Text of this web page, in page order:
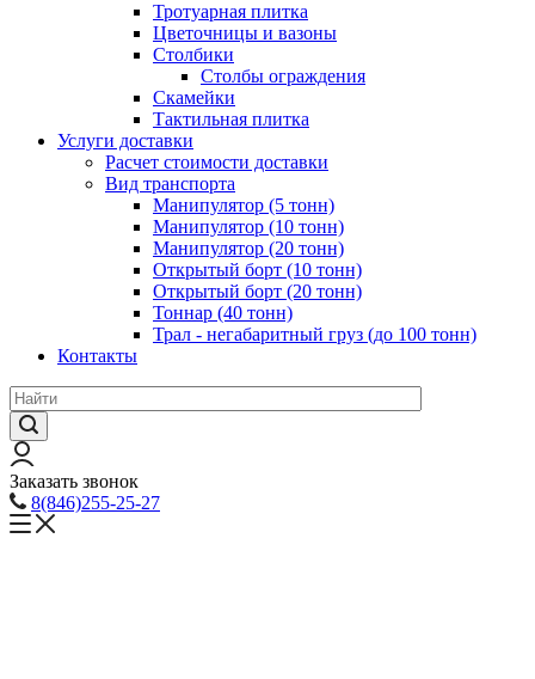
Тротуарная плитка
Цветочницы и вазоны
Столбики
Столбы ограждения
Скамейки
Тактильная плитка
Услуги доставки
Расчет стоимости доставки
Вид транспорта
Манипулятор (5 тонн)
Манипулятор (10 тонн)
Манипулятор (20 тонн)
Открытый борт (10 тонн)
Открытый борт (20 тонн)
Тоннар (40 тонн)
Трал - негабаритный груз (до 100 тонн)
Контакты
Заказать звонок
8(846)255-25-27